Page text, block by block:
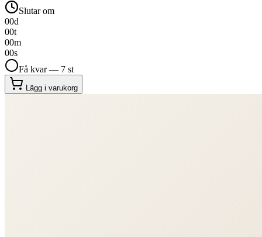
Slutar om
00d
00t
00m
00s
Få kvar — 7 st
Lägg i varukorg